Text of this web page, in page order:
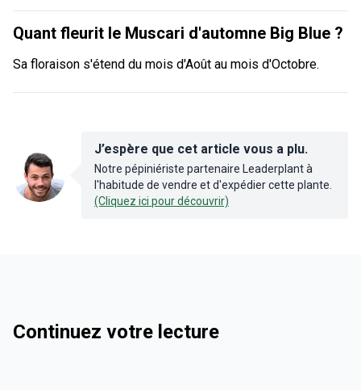
Quant fleurit le Muscari d'automne Big Blue ?
Sa floraison s'étend du mois d'Août au mois d'Octobre.
J’espère que cet article vous a plu.
Notre pépiniériste partenaire Leaderplant à
l'habitude de vendre et d'expédier cette plante.
(Cliquez ici pour découvrir)
Continuez votre lecture